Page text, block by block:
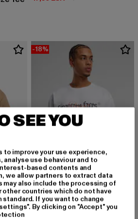
39,99 EUR
EUR 49,99 EUR
-18%
FORGOTTEN FACES
SEE YOU
to improve your use experience,
analyse use behaviour and to
based contents and
we allow partners to extract data
may also include the processing of
other countries which do not have
If you want to change
By clicking on "Accept" you